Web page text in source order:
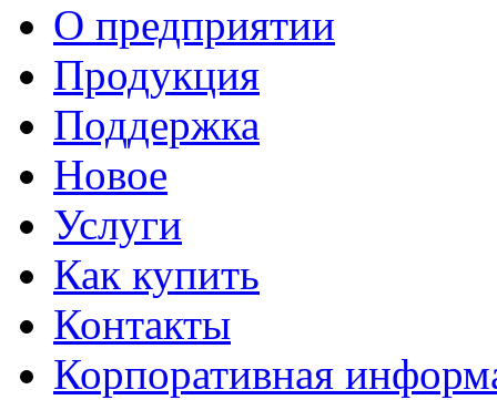
О предприятии
Продукция
Поддержка
Новое
Услуги
Как купить
Контакты
Корпоративная